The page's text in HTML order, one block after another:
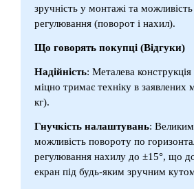
зручність у монтажі та
регулювання (поворот і нахил).
Що говорять покупці (Відгуки)
Надійність: Металева конструкція
міцно тримає техніку в заявлених
кг).
Гнучкість налаштувань:
можливість повороту по
регулювання нахилу до ±15°, що
екран під будь-яким зручним